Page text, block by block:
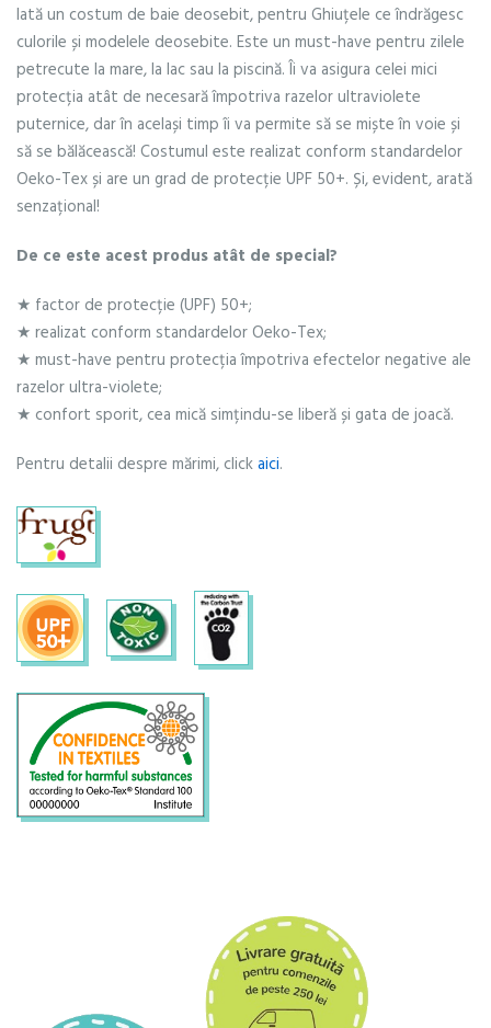
"rază
de
soare"
Iată un costum de baie deosebit, pentru Ghiuțele ce îndrăgesc
culorile și modelele deosebite. Este un must-have pentru zilele
petrecute la mare, la lac sau la piscină. Îi va asigura celei mici
protecția atât de necesară împotriva razelor ultraviolete
puternice, dar în același timp îi va permite să se miște în voie și
să se bălăcească! Costumul este realizat conform standardelor
Oeko-Tex și are un grad de protecție UPF 50+. Și, evident, arată
senzațional!
De ce este acest produs atât de special?
★ factor de protecție (UPF) 50+;
★ realizat conform standardelor Oeko-Tex;
★ must-have pentru protecția împotriva efectelor negative ale
razelor ultra-violete;
★ confort sporit, cea mică simțindu-se liberă și gata de joacă.
Pentru detalii despre mărimi, clickaici.